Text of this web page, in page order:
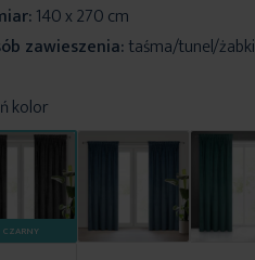
140 x 270 cm
zawieszenia:taśma/tunel/żabki
kolor
CZARNY